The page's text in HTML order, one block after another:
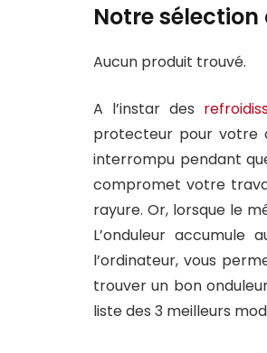
Notre
Aucun produit trouvé.
A l’instar des
protecteur pour votre
interrompu pendant
compromet votre
rayure. Or, lorsque le
L’onduleur accumule
l’ordinateur, vous
trouver un bon
liste des 3 meilleurs